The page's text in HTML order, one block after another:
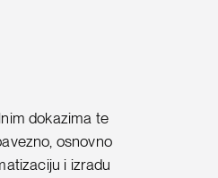
dokazima te
osnovno
i izradu